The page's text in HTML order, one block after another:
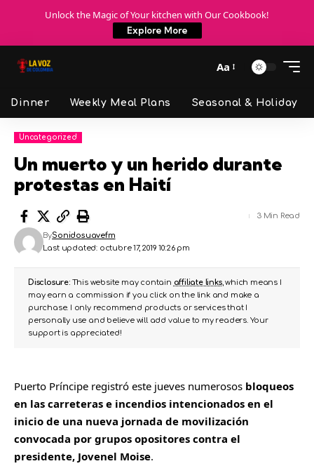
Unlock the Magic of Your kitchen with Our Cookbook!
Explore More
Aa
Dinner Weekly Meal Plans Seasonal & Holiday
Uncategorized
Un muerto y un herido durante
protestas en Haití
Last updated: octubre 17, 2019 10:26 pm
BySonidosuavefm
3 Min Read
Disclosure:This website may contain affiliate links, which means I
may earn a commission if you click on the link and make a
purchase. I only recommend products or services that I
personally use and believe will add value to my readers. Your
support is appreciated!
Puerto Príncipe registró este jueves numerosos bloqueos
en las carreteras e incendios intencionados en el
inicio de una nueva jornada de movilización
convocada por grupos opositores contra el
presidente, Jovenel Moise.